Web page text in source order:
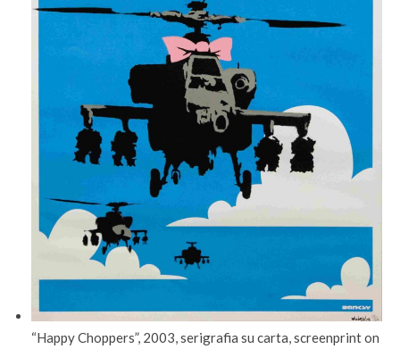
“Happy Choppers”, 2003, serigrafia su carta, screenprint on